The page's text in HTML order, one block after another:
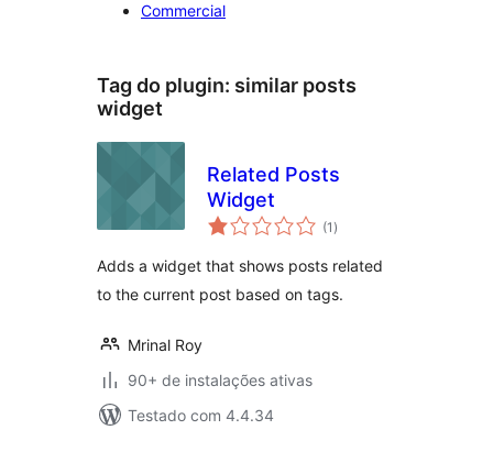
Commercial
Tag do plugin: similar posts
widget
Related Posts
Widget
(1 total
de
)
Adds a widget that shows posts related
to the current post based on tags.
Mrinal Roy
90+ de instalações ativas
Testado com 4.4.34